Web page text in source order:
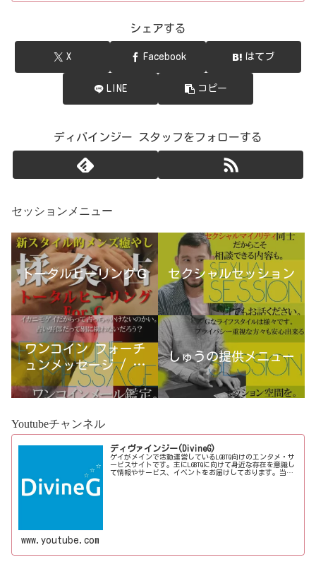
シェアする
X Facebook はてブ
LINE コピー
ディバインジー スタッフをフォローする
セッションメニュー
トータルヒーリングＧ セクシャルセッション
ワンコイン フォーチ
ュンメッセージ / 古
宮優雨
しゅうの提供メニュー
Youtubeチャンネル
ディヴァインジー(DivineG)
ゲイがメインで活動運営しているLGBTQ向けのエンタメ・サ
ービスサイトです。主にLGBTQに向けて身近な存在を意識し
て情報やサービス、イベントをお届けしております。当事
www.youtube.com